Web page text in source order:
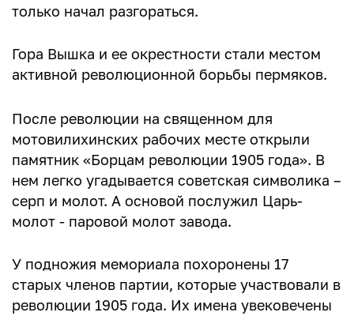
только начал разгораться.
Гора Вышка и ее окрестности стали местом
активной революционной борьбы пермяков.
После революции на священном для
мотовилихинских рабочих месте открыли
памятник «Борцам революции 1905 года». В
нем легко угадывается советская символика –
серп и молот. А основой послужил Царь-
молот - паровой молот завода.
У подножия мемориала похоронены 17
старых членов партии, которые участвовали в
революции 1905 года. Их имена увековечены